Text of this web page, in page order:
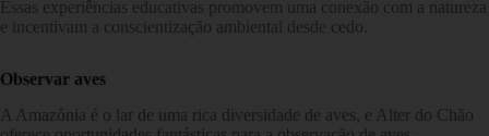
Essas experiências educativas promovem uma conexão com a natureza
e incentivam a conscientização ambiental desde cedo.
Observar aves
A Amazônia é o lar de uma rica diversidade de aves, e Alter do Chão